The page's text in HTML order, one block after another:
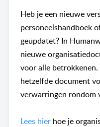
Heb je een nieuwe
personeelshandboek
geüpdatet? In
nieuwe
voor alle
hetzelfde document
verwarringen rondom
Lees hier hoe je